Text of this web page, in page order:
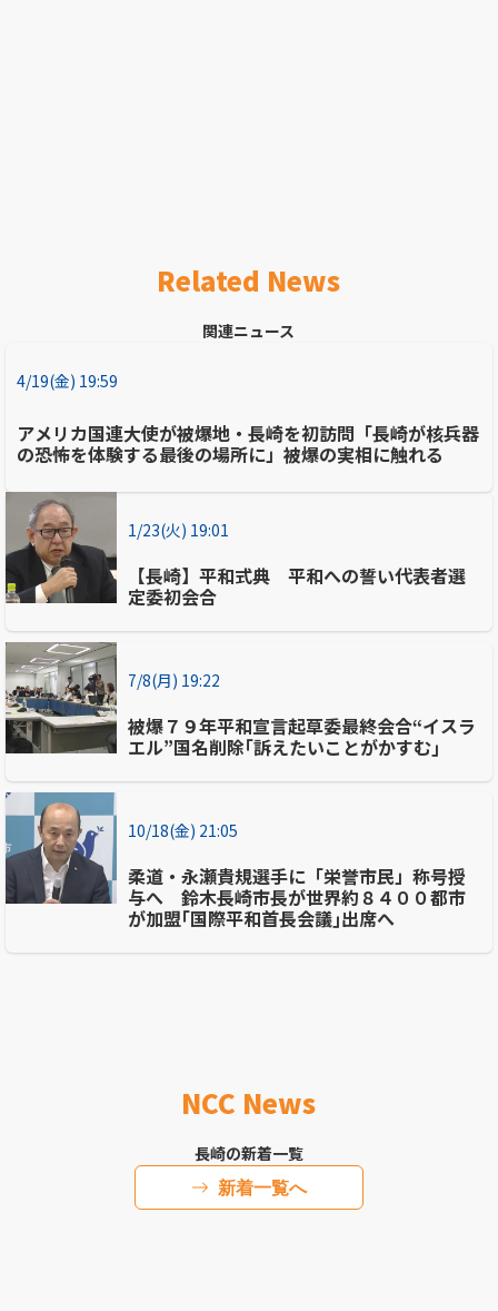
Related News
関連ニュース
4/19(金) 19:59
アメリカ国連大使が被爆地・長崎を初訪問「長崎が核兵器
の恐怖を体験する最後の場所に」被爆の実相に触れる
1/23(火) 19:01
【長崎】平和式典 平和への誓い代表者選
定委初会合
7/8(月) 19:22
被爆７９年平和宣言起草委最終会合“イスラ
エル”国名削除｢訴えたいことがかすむ｣
10/18(金) 21:05
柔道・永瀬貴規選手に「栄誉市民」称号授
与へ 鈴木長崎市長が世界約８４００都市
が加盟｢国際平和首長会議｣出席へ
NCC News
長崎の新着一覧
新着一覧へ